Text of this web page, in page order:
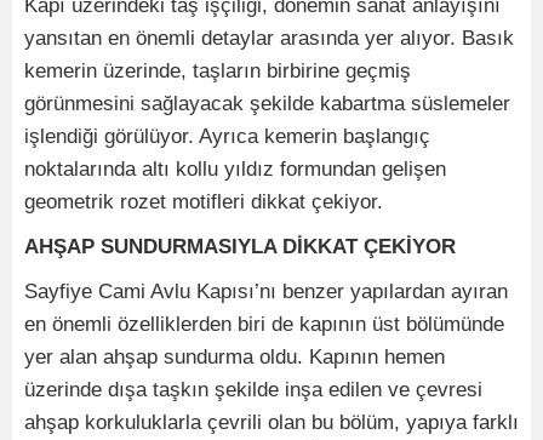
Kapı üzerindeki taş işçiliği, dönemin sanat anlayışını
yansıtan en önemli detaylar arasında yer alıyor. Basık
kemerin üzerinde, taşların birbirine geçmiş
görünmesini sağlayacak şekilde kabartma süslemeler
işlendiği görülüyor. Ayrıca kemerin başlangıç
noktalarında altı kollu yıldız formundan gelişen
geometrik rozet motifleri dikkat çekiyor.
AHŞAP SUNDURMASIYLA DİKKAT ÇEKİYOR
Sayfiye Cami Avlu Kapısı’nı benzer yapılardan ayıran
en önemli özelliklerden biri de kapının üst bölümünde
yer alan ahşap sundurma oldu. Kapının hemen
üzerinde dışa taşkın şekilde inşa edilen ve çevresi
ahşap korkuluklarla çevrili olan bu bölüm, yapıya farklı